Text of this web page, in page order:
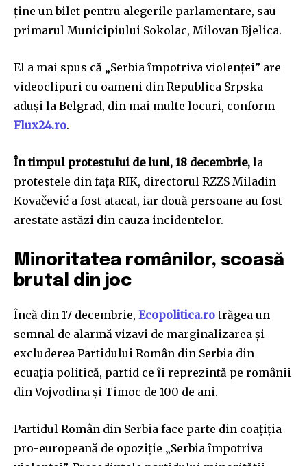
ține un bilet pentru alegerile parlamentare, sau
primarul Municipiului Sokolac, Milovan Bjelica.
El a mai spus că „Serbia împotriva violenței” are
videoclipuri cu oameni din Republica Srpska
aduși la Belgrad, din mai multe locuri, conform
Flux24.ro.
În timpul protestului de luni, 18 decembrie, la
protestele din fața RIK, directorul RZZS Miladin
Kovačević a fost atacat, iar două persoane au fost
arestate astăzi din cauza incidentelor.
Minoritatea românilor, scoasă
brutal din joc
Încă din 17 decembrie, Ecopolitica.rotrăgea un
semnal de alarmă vizavi de marginalizarea și
excluderea Partidului Român din Serbia din
ecuația politică, partid ce îi reprezintă pe românii
din Vojvodina și Timoc de 100 de ani.
Partidul Român din Serbia face parte din coațiția
pro-europeană de opoziție „Serbia împotriva